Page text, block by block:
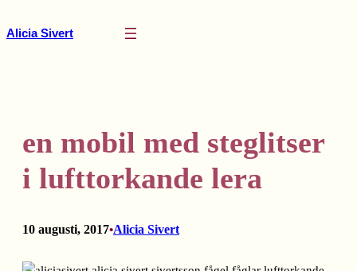
till
Alicia Sivert
en mobil med steglitser
i lufttorkande lera
10 augusti, 2017•Alicia Sivert